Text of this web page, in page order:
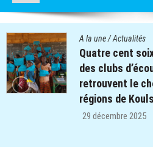
A la une/Actualités
Quatre cent
des clubs
retrouvent le
régions de
29 décembre 2025